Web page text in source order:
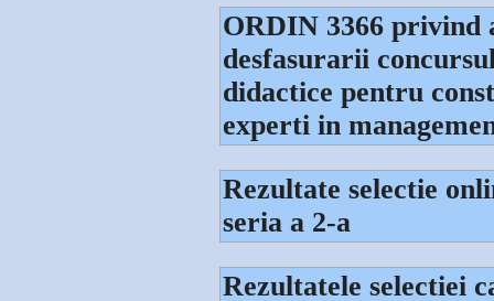
ORDIN 3366 privind
desfasurarii
didactice pentru
experti in
Rezultate selectie
seria a 2-a
Rezultatele selectiei